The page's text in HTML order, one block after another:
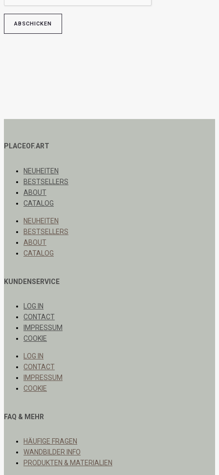
PLACEOF.ART
NEUHEITEN
BESTSELLERS
ABOUT
CATALOG
NEUHEITEN
BESTSELLERS
ABOUT
CATALOG
KUNDENSERVICE
LOG IN
CONTACT
IMPRESSUM
COOKIE
LOG IN
CONTACT
IMPRESSUM
COOKIE
FAQ & MEHR
HÄUFIGE FRAGEN
WANDBILDER INFO
PRODUKTEN & MATERIALIEN